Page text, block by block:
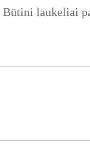
Būtini laukeliai